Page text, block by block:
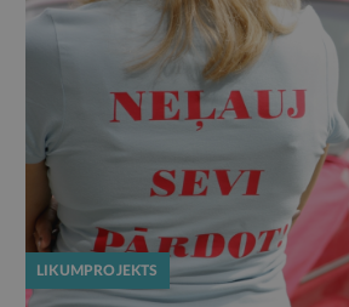
LIKUMPROJEKTS